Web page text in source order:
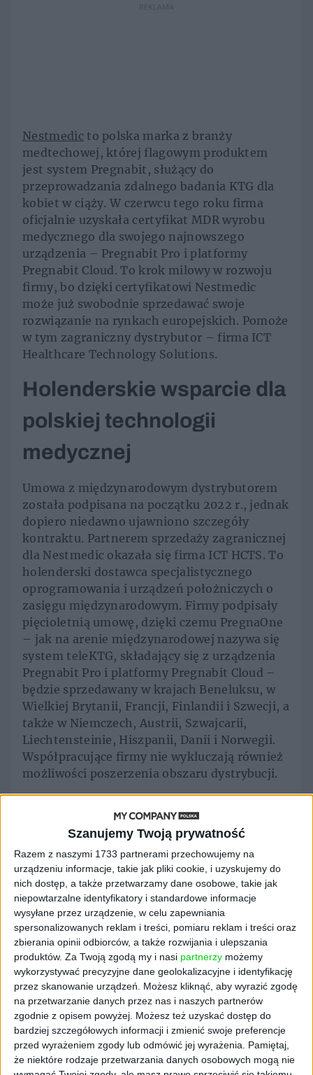
Szanujemy Twoją prywatność
Razem z naszymi 1733 partnerami przechowujemy na
urządzeniu informacje, takie jak pliki cookie, i uzyskujemy do
nich dostęp, a także przetwarzamy dane osobowe, takie jak
niepowtarzalne identyfikatory i standardowe informacje
wysyłane przez urządzenie, w celu zapewniania
spersonalizowanych reklam i treści, pomiaru reklam i treści oraz
zbierania opinii odbiorców, a także rozwijania i ulepszania
produktów. Za Twoją zgodą my i nasi partnerzy możemy
wykorzystywać precyzyjne dane geolokalizacyjne i identyfikację
przez skanowanie urządzeń. Możesz kliknąć, aby wyrazić zgodę
na przetwarzanie danych przez nas i naszych partnerów
zgodnie z opisem powyżej. Możesz też uzyskać dostęp do
bardziej szczegółowych informacji i zmienić swoje preferencje
przed wyrażeniem zgody lub odmówić jej wyrażenia.
Pamiętaj,
że niektóre rodzaje przetwarzania danych osobowych mogą nie
REKLAMA
Nestmedic to polska marka z branży
medtechowej, której flagowym produktem
jest system Pregnabit, służący do
przeprowadzania zdalnego badania KTG dla
kobiet w ciąży. W czerwcu tego roku firma
oficjalnie uzyskała certyfikat MDR wyrobu
medycznego dla swojego najnowszego
urządzenia – Pregnabit Pro i platformy
Pregnabit Cloud. To krok milowy w rozwoju
firmy, bo dzięki certyfikatowi Nestmedic
może już swobodnie sprzedawać swoje
rozwiązanie na rynkach europejskich. Pomoże
w tym zagraniczny dystrybutor – firma ICT
Healthcare Technology Solutions.
Holenderskie wsparcie dla
polskiej technologii
medycznej
Umowa z międzynarodowym dystrybutorem
została podpisana na początku 2022 r., jednak
dopiero niedawno ujawniono szczegóły
kontraktu. Partnerem sprzedaży zagranicznej
dla Nestmedic okazała się firma ICT HCTS. To
holenderski dostawca specjalistycznego
oprogramowania i urządzeń położniczych o
zasięgu międzynarodowym. Firmy podpisały
pięcioletnią umowę, dzięki czemu PregnaOne
– jak na arenie międzynarodowej nazywa się
system teleKTG, składający się z urządzenia
Pregnabit Pro i platformy Pregnabit Cloud –
będzie sprzedawany w krajach Beneluksu, w
Wielkiej Brytanii, Francji, Finlandii i Szwecji, a
także w Niemczech, Austrii, Szwajcarii,
Liechtensteinie, Hiszpanii, Danii i Norwegii.
Współpracujące firmy nie wykluczają również
możliwości poszerzenia obszaru dystrybucji.
pozwoli nam z sukcesem zaistnieć na rynkach
zagranicznych w Europie. Najwyższej klasy
wyrób medyczny, który oferujemy i
doświadczenie dystrybucyjne naszego
partnera są gwarantem udanego biznesu.
Pierwsze zamówienie zostało złożone na 40
urządzeń, ale jeszcze w tym roku planowana
jest sprzedaż kolejnych 300 sztuk Pregnabit
Pro. W kolejnych latach liczba ta będzie się
systematycznie zwiększać – mówiJacek
Gnich, prezes Nestmedic.
Inspiracje:Olga Malinkiewicz
– Środowisko opieki zdrowotnej szybko się
zmienia, a ICT HCTS chce zawsze być gotowe